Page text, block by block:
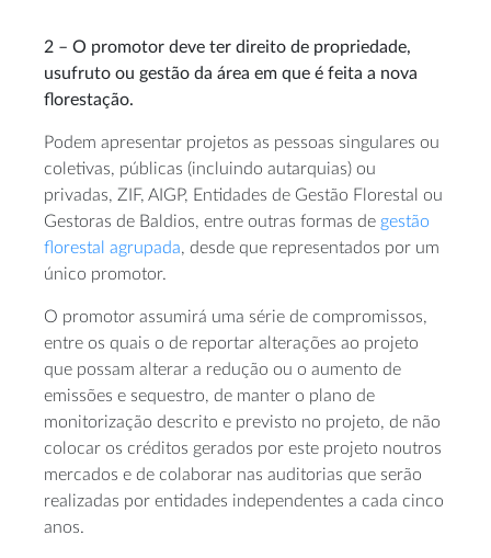
2 – O promotor deve ter direito de propriedade,
usufruto ou gestão da área em que é feita a nova
florestação.
Podem apresentar projetos as pessoas singulares ou
coletivas, públicas (incluindo autarquias) ou
privadas, ZIF, AIGP, Entidades de Gestão Florestal ou
Gestoras de Baldios, entre outras formas de gestão
florestal agrupada, desde que representados por um
único promotor.
O promotor assumirá uma série de compromissos,
entre os quais o de reportar alterações ao projeto
que possam alterar a redução ou o aumento de
emissões e sequestro, de manter o plano de
monitorização descrito e previsto no projeto, de não
colocar os créditos gerados por este projeto noutros
mercados e de colaborar nas auditorias que serão
realizadas por entidades independentes a cada cinco
anos.